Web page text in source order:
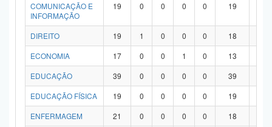
COMUNICAÇÃO E
INFORMAÇÃO
19 0 0 0 0 19
DIREITO 19 1 0 0 0 18
ECONOMIA
17 0 0 1 0 13
EDUCAÇÃO
39 0 0 0 0 39
EDUCAÇÃO FÍSICA
19 0 0 0 0 19
ENFERMAGEM
21 0 0 0 0 18